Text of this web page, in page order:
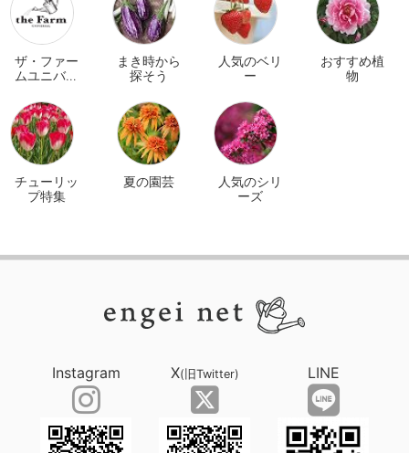
ザ・ファー
ムユニバー
イン
まき時から
探そう
人気のベリ
ー
おすすめ植
物
チューリッ
プ特集
夏の園芸
人気のシリ
ーズ
Instagram X(旧Twitter) LINE